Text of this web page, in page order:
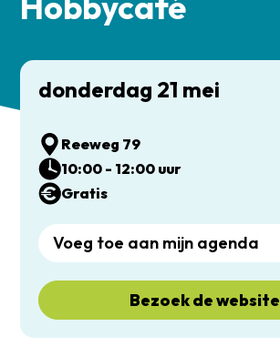
donderdag 21 mei
Reeweg 79
10:00 - 12:00 uur
Gratis
Voeg toe aan mijn agenda
Bezoek de website